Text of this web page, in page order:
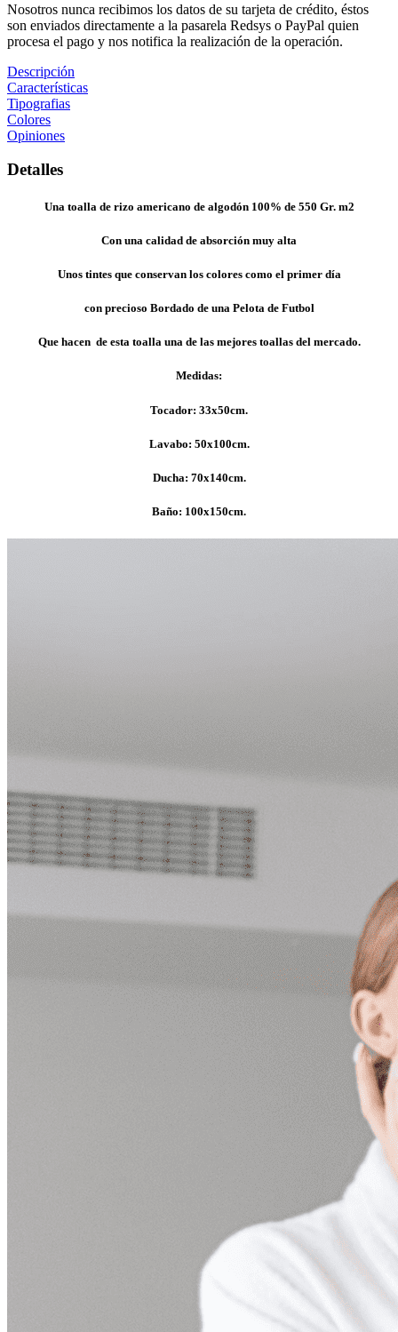
Nosotros nunca recibimos los datos de su tarjeta de crédito, éstos
son enviados directamente a la pasarela Redsys o PayPal quien
procesa el pago y nos notifica la realización de la operación.
Descripción
Características
Tipografias
Colores
Opiniones
Detalles
Una toalla de rizo americano de algodón 100% de 550 Gr. m2
Con una calidad de absorción muy alta
Unos tintes que conservan los colores como el primer día
con precioso Bordado de una Pelota de Futbol
Que hacen de esta toalla una de las mejores toallas del mercado.
Medidas:
Tocador: 33x50cm.
Lavabo: 50x100cm.
Ducha: 70x140cm.
Baño: 100x150cm.